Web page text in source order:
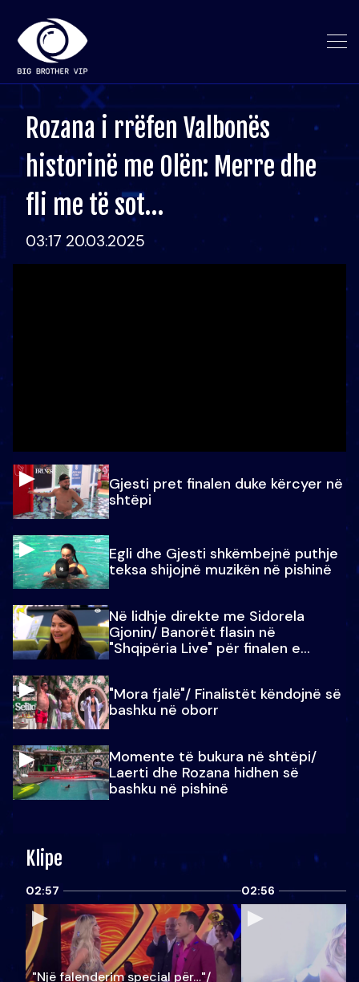
Rozana i rrëfen Valbonës
historinë me Olën: Merre dhe
fli me të sot…
03:17 20.03.2025
Gjesti pret finalen duke kërcyer në
shtëpi
Egli dhe Gjesti shkëmbejnë puthje
teksa shijojnë muzikën në pishinë
Në lidhje direkte me Sidorela
Gjonin/ Banorët flasin në
"Shqipëria Live" për finalen e
"Mora fjalë"/ Finalistët këndojnë së
bashku në oborr
Momente të bukura në shtëpi/
Laerti dhe Rozana hidhen së
bashku në pishinë
Klipe
02:57
"Një falenderim special për…"/
02:56